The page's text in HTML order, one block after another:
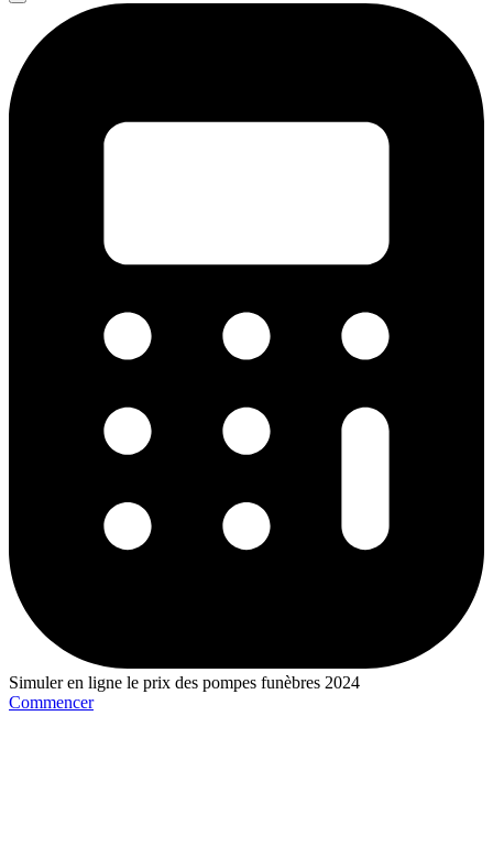
Simuler en ligne le prix des pompes funèbres 2024
Commencer